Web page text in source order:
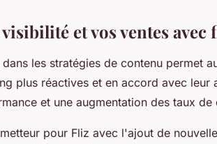
et vos ventes avec
les stratégies de contenu permet
plus réactives et en accord avec leur
et une augmentation des taux de
pour Fliz avec l'ajout de